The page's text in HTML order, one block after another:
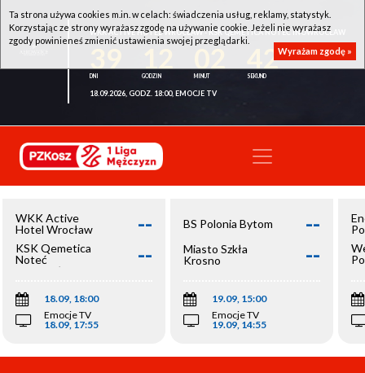
WKK ACTIVE HOTEL WROCŁAW - KSK QEMETICA NOTEĆ INOWROCŁAW
42
18.09.2026, GODZ. 18:00, EMOCJE TV
WKK Active
Hotel Wrocław
--
KSK Qemetica
Noteć
Inowrocław
--
18.09, 18:00
Emocje TV
18.09, 17:55
BS Polonia Bytom --
Miasto Szkła
Krosno
--
19.09, 15:00
Emocje TV
19.09, 14:55
Ta strona używa cookies m.in. w celach: świadczenia usług, reklamy, statystyk.
Korzystając ze strony wyrażasz zgodę na używanie cookie. Jeżeli nie wyrażasz
zgody powinieneś zmienić ustawienia swojej przeglądarki.
Wyrażam zgodę »